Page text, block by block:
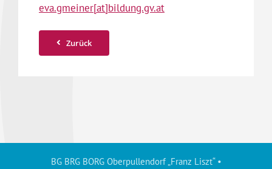
eva.gmeiner[at]bildung.gv.at
Zurück
BG BRG BORG Oberpullendorf „Franz Liszt“ •